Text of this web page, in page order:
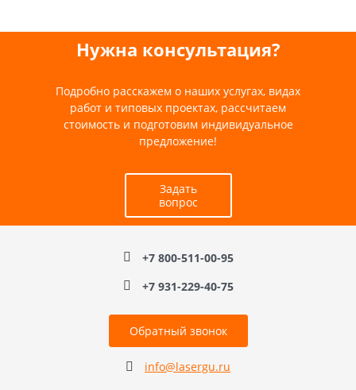
Нужна консультация?
Подробно расскажем о наших услугах, видах
работ и типовых проектах, рассчитаем
стоимость и подготовим индивидуальное
предложение!
Задать
вопрос
+7 800-511-00-95
+7 931-229-40-75
Обратный звонок
info@lasergu.ru